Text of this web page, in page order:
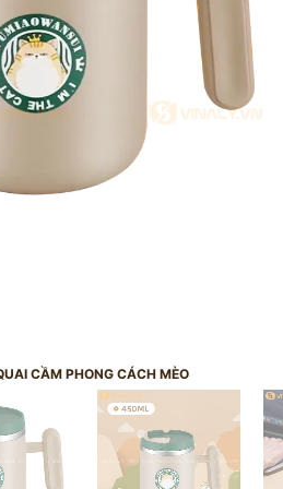
CẦM PHONG CÁCH MÈO